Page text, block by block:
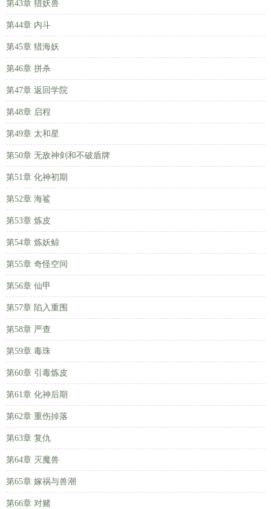
第43章 猎妖兽
第44章 内斗
第45章 猎海妖
第46章 拼杀
第47章 返回学院
第48章 启程
第49章 太和星
第50章 无敌神剑和不破盾牌
第51章 化神初期
第52章 海鲨
第53章 炼皮
第54章 炼妖鲸
第55章 奇怪空间
第56章 仙甲
第57章 陷入重围
第58章 严查
第59章 毒珠
第60章 引毒炼皮
第61章 化神后期
第62章 重伤掉落
第63章 复仇
第64章 灭魔兽
第65章 嫁祸与兽潮
第66章 对赌